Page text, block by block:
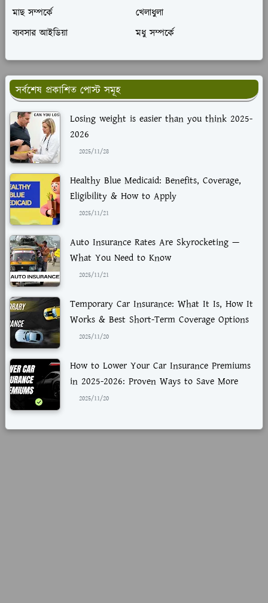
মাছ সম্পর্কে
খেলাধুলা
ব্যবসার আইডিয়া
মধু সম্পর্কে
সর্বশেষ প্রকাশিত পোস্ট সমূহ
Losing weight is easier than you think 2025-
2026
2025/11/28
Healthy Blue Medicaid: Benefits, Coverage,
Eligibility & How to Apply
2025/11/21
Auto Insurance Rates Are Skyrocketing —
What You Need to Know
2025/11/21
Temporary Car Insurance: What It Is, How It
Works & Best Short-Term Coverage Options
2025/11/20
How to Lower Your Car Insurance Premiums
in 2025-2026: Proven Ways to Save More
2025/11/20